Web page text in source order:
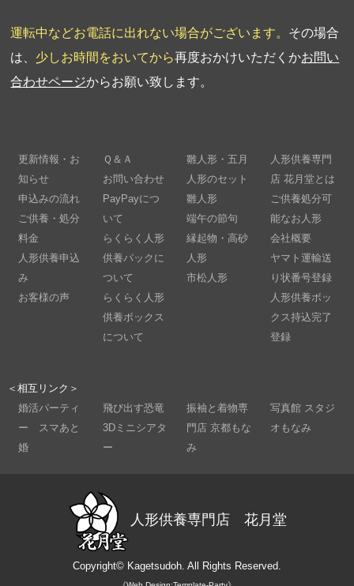
運転中などお電話に出れない場合がございます。 その場合
は、 少しお時間をおいてから再度おかけいただくかお問い
合わせページからお願い致します。
更新情報・お
知らせ
申込みの流れ
ご供養・処分
料金
人形供養申込
み
お客様の声
Ｑ＆Ａ
お問い合わせ
PayPayにつ
いて
らくらく人形
供養パックに
ついて
らくらく人形
供養ボックス
について
雛人形・五月
人形のセット
雛人形
端午の節句
縁起物・高砂
人形
市松人形
人形供養専門
店 花月堂とは
ご供養処分可
能なお人形
会社概要
ヤマト運輸送
り状番号登録
人形供養ボッ
クス持込完了
登録
＜相互リンク＞
婚活パーティ
ー スマあと
婚
飛び出す恐竜
3Dミニシアタ
ー
振袖と着物専
門店 京都もな
み
写真館 スタジ
オもなみ
人形供養専門店 花月堂
Copyright© Kagetsudoh. All Rights Reserved.